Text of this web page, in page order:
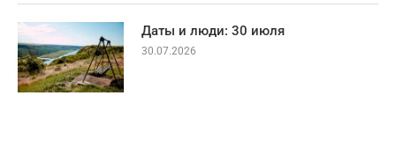
Даты и люди: 30 июля
30.07.2026